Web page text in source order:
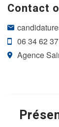
Contact
06 34 62
Agence